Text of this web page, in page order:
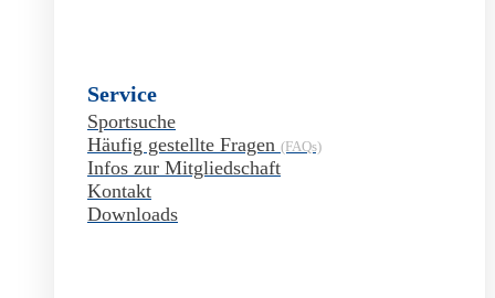
Service
Sportsuche
Häufig gestellte Fragen (FAQs)
Infos zur Mitgliedschaft
Kontakt
Downloads